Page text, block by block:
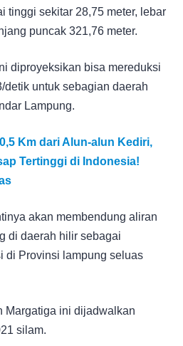
tinggi sekitar 28,75 meter, lebar
puncak 321,76 meter.
diproyeksikan bisa mereduksi
detik untuk sebagian daerah
Lampung.
Km dari Alun-alun Kediri,
Tertinggi di Indonesia!
akan membendung aliran
di daerah hilir sebagai
di Provinsi lampung seluas
Margatiga ini dijadwalkan
silam.